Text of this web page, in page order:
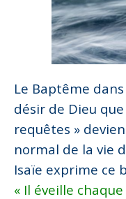
Le Baptême
désir de Dieu
requêtes »
normal de la vie
Isaïe exprime ce
« Il éveille